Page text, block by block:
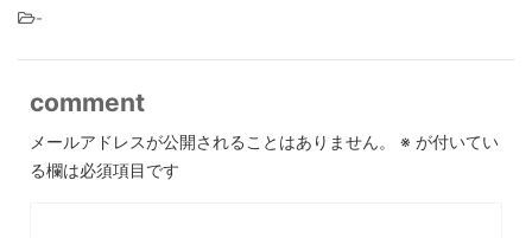
-
comment
メールアドレスが公開されることはありません。 ※ が付いてい
る欄は必須項目です